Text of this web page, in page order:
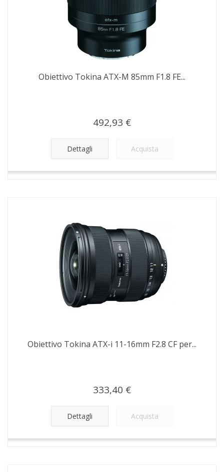
Obiettivo Tokina ATX-M 85mm F1.8 FE...
492,93 €
Dettagli Acquista
Obiettivo Tokina ATX-i 11-16mm F2.8 CF per...
333,40 €
Dettagli Acquista